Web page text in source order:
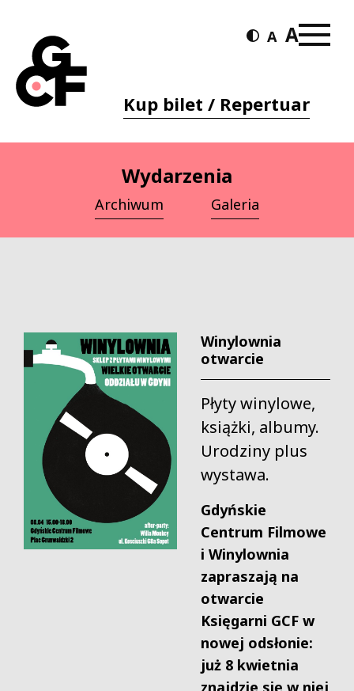
Kup bilet / Repertuar
Wydarzenia
Archiwum Galeria
Winylownia
otwarcie
Płyty winylowe,
książki, albumy.
Urodziny plus
wystawa.
Gdyńskie
Centrum Filmowe
i Winylownia
zapraszają na
otwarcie
Księgarni GCF w
nowej odsłonie:
już 8 kwietnia
znajdzie się w niej